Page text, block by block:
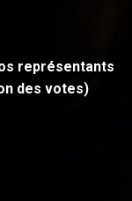
représentants
des votes)